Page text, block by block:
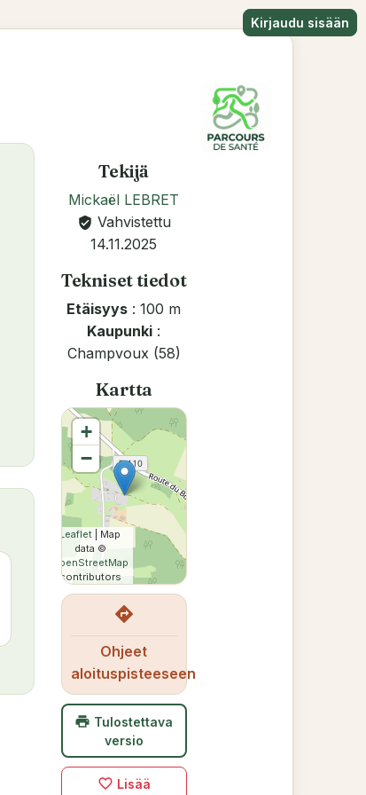
Kirjaudu sisään
Tekijä
Mickaël LEBRET
verified_user Vahvistettu
14.11.2025
Tekniset tiedot
Etäisyys : 100 m
Kaupunki :
Champvoux (58)
Kartta
+
−
Leaflet | Map
data ©
OpenStreetMap
contributors
directions
Ohjeet
aloituspisteeseen
print Tulostettava
versio
favorite_border Lisää